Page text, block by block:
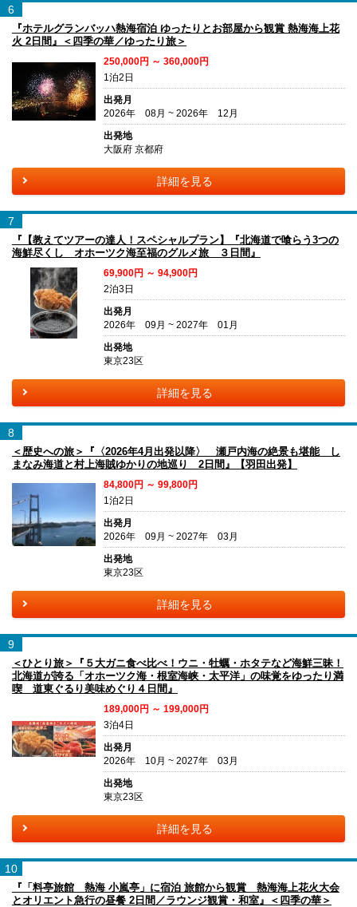
6
『ホテルグランバッハ熱海宿泊 ゆったりとお部屋から観賞 熱海海上花
火 2日間』＜四季の華／ゆったり旅＞
250,000円 ～ 360,000円
1泊2日
出発月
2026年 08月 ~ 2026年 12月
出発地
大阪府 京都府
詳細を見る
7
『【教えてツアーの達人！スペシャルプラン】『北海道で喰らう3つの
海鮮尽くし オホーツク海至福のグルメ旅 ３日間』
69,900円 ～ 94,900円
2泊3日
出発月
2026年 09月 ~ 2027年 01月
出発地
東京23区
詳細を見る
8
＜歴史への旅＞『〈2026年4月出発以降〉 瀬戸内海の絶景も堪能 し
まなみ海道と村上海賊ゆかりの地巡り 2日間』【羽田出発】
84,800円 ～ 99,800円
1泊2日
出発月
2026年 09月 ~ 2027年 03月
出発地
東京23区
詳細を見る
9
＜ひとり旅＞『５大ガニ食べ比べ！ウニ・牡蠣・ホタテなど海鮮三昧！
北海道が誇る「オホーツク海・根室海峡・太平洋」の味覚をゆったり満
喫 道東ぐるり美味めぐり４日間』
189,000円 ～ 199,000円
3泊4日
出発月
2026年 10月 ~ 2027年 03月
出発地
東京23区
詳細を見る
10
『「料亭旅館 熱海 小嵐亭」に宿泊 旅館から観賞 熱海海上花火大会
とオリエント急行の昼餐 2日間／ラウンジ観賞・和室』＜四季の華＞